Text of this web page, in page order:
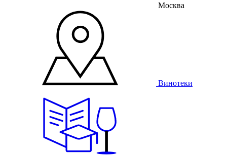
Москва
Винотеки